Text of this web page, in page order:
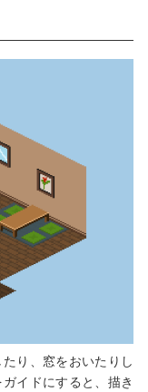
り、窓をおいたりし
イドにすると、描き